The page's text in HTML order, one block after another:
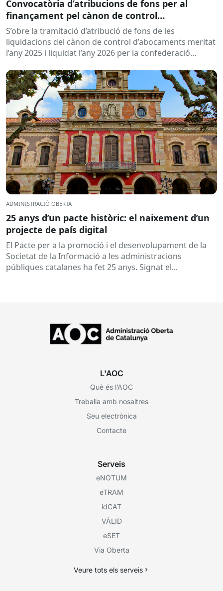
Convocatòria d’atribucions de fons per al
finançament pel cànon de control
d’abocaments meritat l’any 2025 i liquidat l’any
2026
S’obre la tramitació d’atribució de fons de les
liquidacions del cànon de control d’abocaments meritat
l’any 2025 i liquidat l’any 2026 per la confederació
ADMINISTRACIÓ OBERTA
25 anys d’un pacte històric: el naixement d’un
projecte de país digital
El Pacte per a la promoció i el desenvolupament de la
Societat de la Informació a les administracions
públiques catalanes ha fet 25 anys. Signat el...
L'AOC
Què és l’AOC
Treballa amb nosaltres
Seu electrònica
Contacte
Serveis
eNOTUM
eTRAM
idCAT
VÀLID
eSET
Via Oberta
Veure tots els serveis